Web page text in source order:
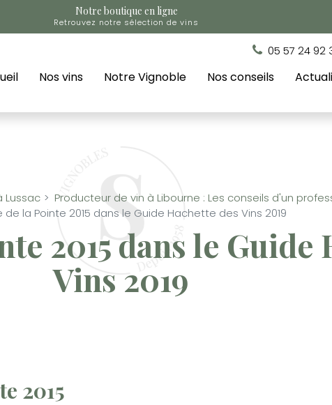
Notre boutique en ligne
Retrouvez notre sélection de vins
05 57 24 92
Nos vins Notre Vignoble Nos conseils
Lussac
Producteur de vin à Libourne : Les conseils d'un
de la Pointe 2015 dans le Guide Hachette des Vins 2019
2015 dans le Guide
Vins 2019
2015